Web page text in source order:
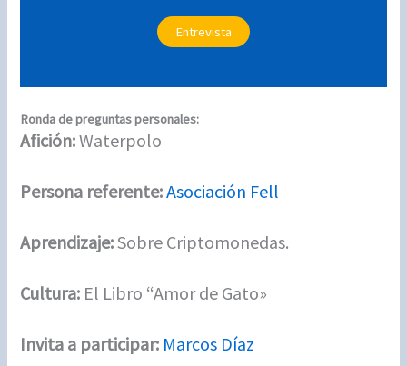
Entrevista
Ronda de preguntas personales:
Afición:Waterpolo
Persona referente:Asociación Fell
Aprendizaje:Sobre Criptomonedas.
Cultura: El Libro “Amor de Gato»
Invita a participar: Marcos Díaz